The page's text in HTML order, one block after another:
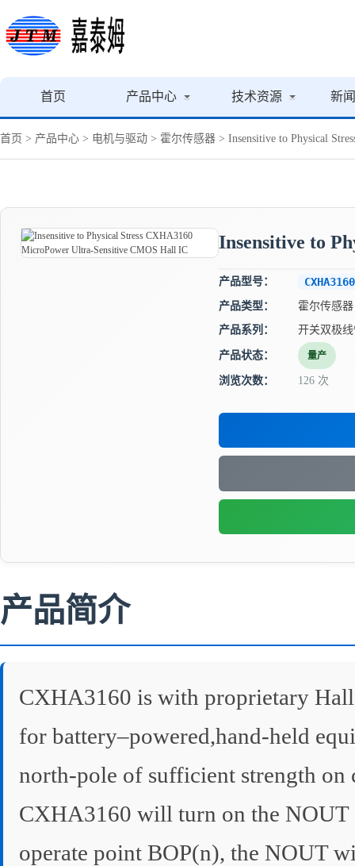
首页 产品中心 技术资源 新
首页 > 产品中心 > 电机与驱动 > 霍尔传感器 > Insensitive to Physical
Insensitive to
产品型号： CXHA3160
产品类型：
霍尔传感器
产品系列：
开关双极
产品状态： 量产
浏览次数： 126 次
产品简介
CXHA3160 is with proprietary
for battery–powered,hand-held
north-pole of sufficient strength
CXHA3160 will turn on the NOUT
operate point BOP(n), the NOUT